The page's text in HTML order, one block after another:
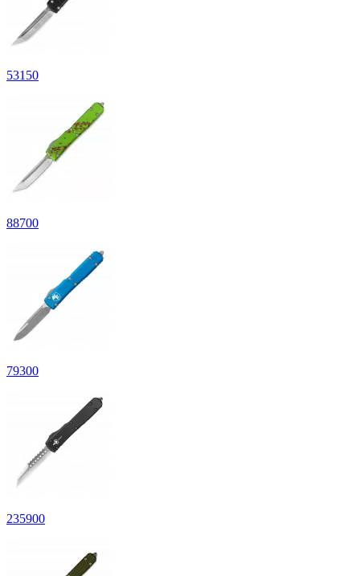
53150
88700
79300
235900